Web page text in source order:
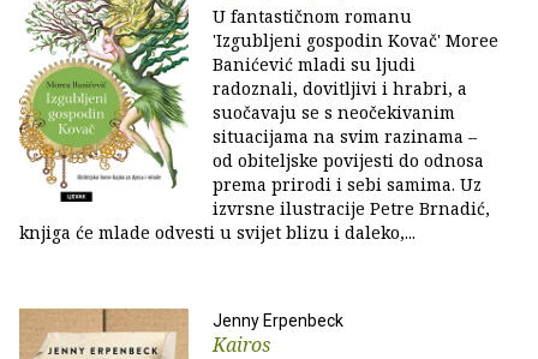
U fantastičnom romanu
'Izgubljeni gospodin Kovač' Moree
Banićević mladi su ljudi
radoznali, dovitljivi i hrabri, a
suočavaju se s neočekivanim
situacijama na svim razinama –
od obiteljske povijesti do odnosa
prema prirodi i sebi samima. Uz
izvrsne ilustracije Petre Brnadić,
knjiga će mlade odvesti u svijet blizu i daleko,...
Jenny Erpenbeck
Kairos